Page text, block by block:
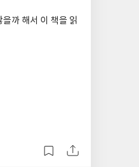
까 해서 이 책을 읽